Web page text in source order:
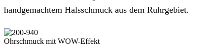
handgemachtem Halsschmuck aus dem Ruhrgebiet.
Ohrschmuck mit WOW-Effekt